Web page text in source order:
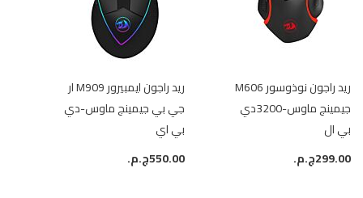
ريد راجون نوذوسور M606
جيمينج ماوس-3200دي
بي ال
299.00ج.م.‏
ريد راجون ايمبيرور M909 ار
جي بي جيمينج ماوس-دي
بي اي
550.00ج.م.‏